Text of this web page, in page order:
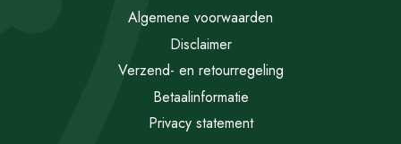
Algemene voorwaarden
Disclaimer
Verzend- en retourregeling
Betaalinformatie
Privacy statement